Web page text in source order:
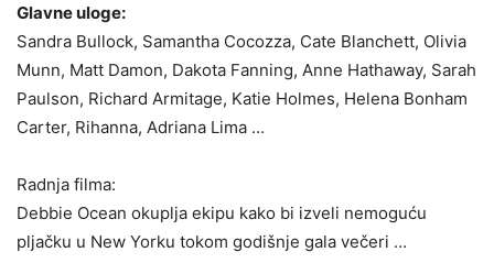
Glavne uloge:
Sandra Bullock, Samantha Cocozza, Cate Blanchett, Olivia
Munn, Matt Damon, Dakota Fanning, Anne Hathaway, Sarah
Paulson, Richard Armitage, Katie Holmes, Helena Bonham
Carter, Rihanna, Adriana Lima …
Radnja filma:
Debbie Ocean okuplja ekipu kako bi izveli nemoguću
pljačku u New Yorku tokom godišnje gala večeri …